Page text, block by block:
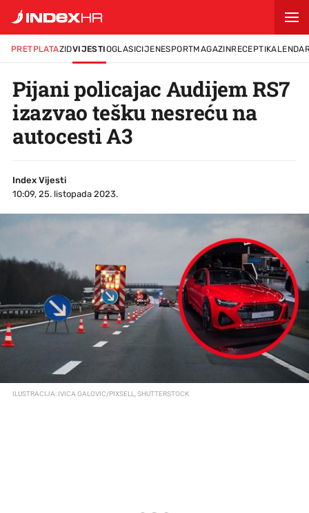
PRETPLATAZIDVIJESTIOGLASICIJENESPORTMAGAZINRECEPTI
Pijani policajac Audijem RS7
izazvao tešku nesreću na
autocesti A3
Index Vijesti
10:09, 25. listopada 2023.
ILUSTRACIJA: IVICA GALOVIC/PIXSELL, SHUTTERSTOCK